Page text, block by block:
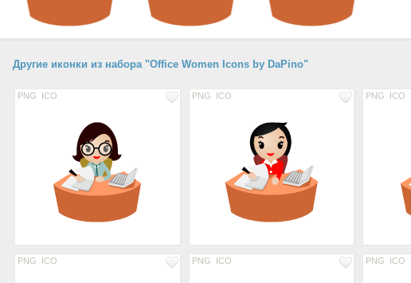
Другие иконки из набора "Office Women Icons by DaPino"
PNG ICO PNG ICO PNG ICO
PNG ICO PNG ICO PNG ICO